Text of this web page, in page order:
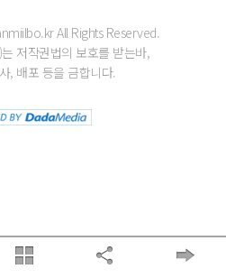
All Rights Reserved.
저작권법의 보호를 받는바,
, 배포 등을 금합니다.